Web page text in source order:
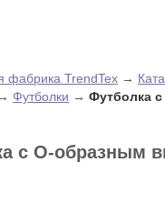
фабрика TrendTex →
→ Футболки → Футболка
с О-образным